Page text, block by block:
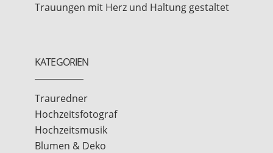
Trauungen mit Herz und Haltung gestaltet
KATEGORIEN
Trauredner
Hochzeitsfotograf
Hochzeitsmusik
Blumen & Deko